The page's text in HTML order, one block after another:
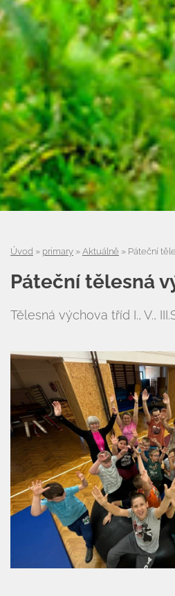
Úvod » primary » Aktuálně » Páteční
Páteční tělesná
Tělesná výchova tříd I., V.,